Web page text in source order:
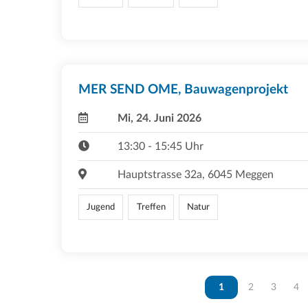
MER SEND OME, Bauwagenprojekt
Mi, 24. Juni 2026
13:30 - 15:45 Uhr
Hauptstrasse 32a, 6045 Meggen
Jugend Treffen Natur
Vous êtes sur la page
1 Vous êtes sur
2 Vous
3 4